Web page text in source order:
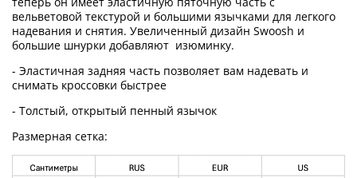
вельветовой текстурой и большими язычками для легкого
надевания и снятия. Увеличенный дизайн Swoosh и
большие шнурки добавляют изюминку.
- Эластичная задняя часть позволяет вам надевать и
снимать кроссовки быстрее
- Толстый, открытый пенный язычок
Размерная сетка: